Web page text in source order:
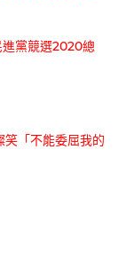
黨競選2020總
「不能委屈我的